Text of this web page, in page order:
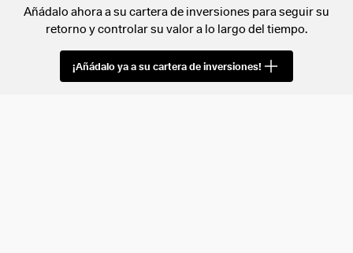
Añádalo ahora a su cartera de inversiones para seguir su
retorno y controlar su valor a lo largo del tiempo.
¡Añádalo ya a su cartera de inversiones!